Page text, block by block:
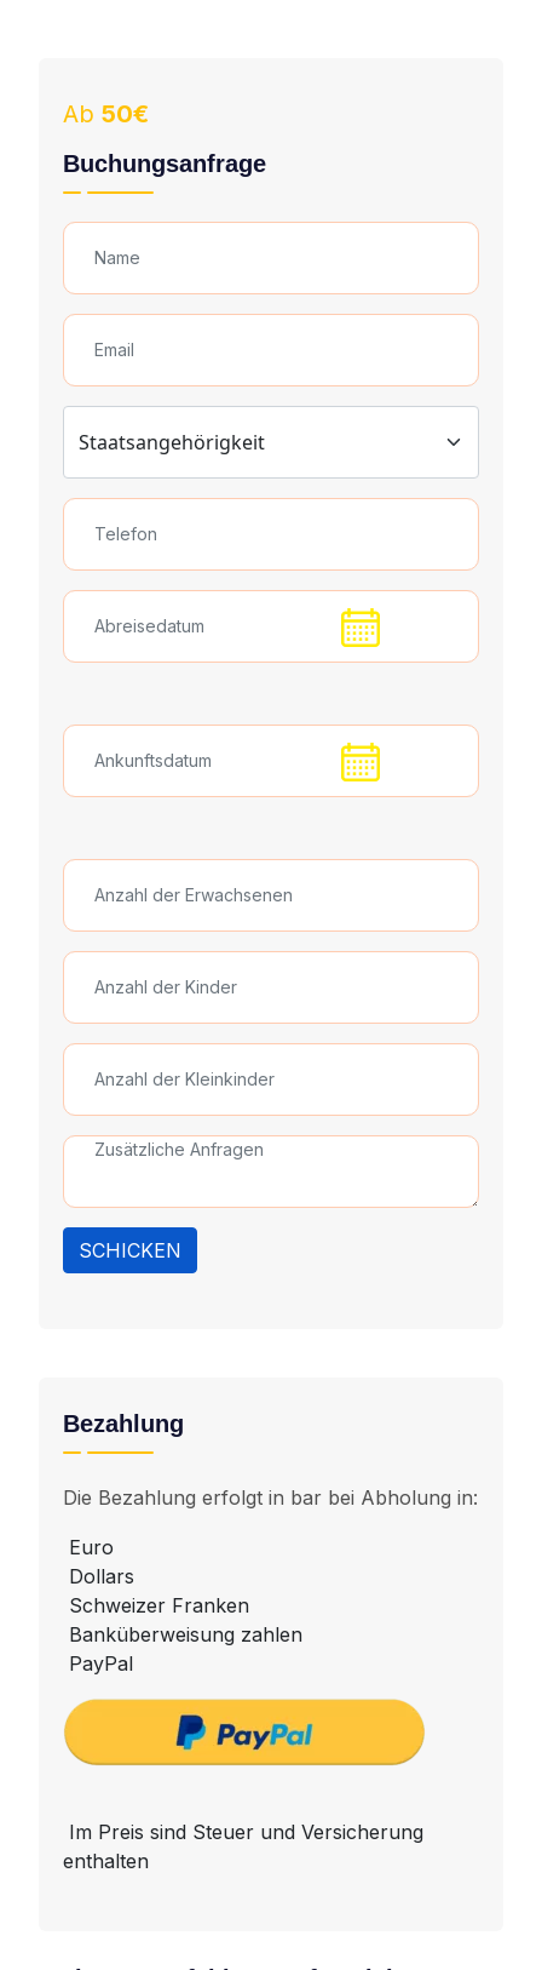
Ab 50€
Buchungsanfrage
SCHICKEN
Bezahlung
Die Bezahlung erfolgt in bar bei Abholung in:
Euro
Dollars
Schweizer Franken
Banküberweisung zahlen
PayPal
Im Preis sind Steuer und Versicherung
enthalten